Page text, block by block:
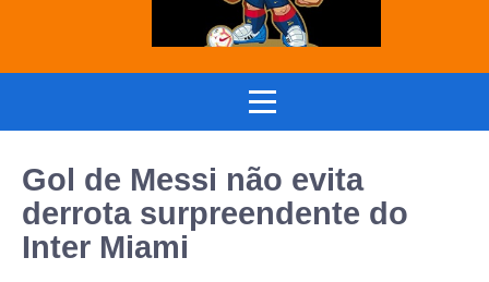
Gol de Messi não evita
derrota surpreendente do
Inter Miami